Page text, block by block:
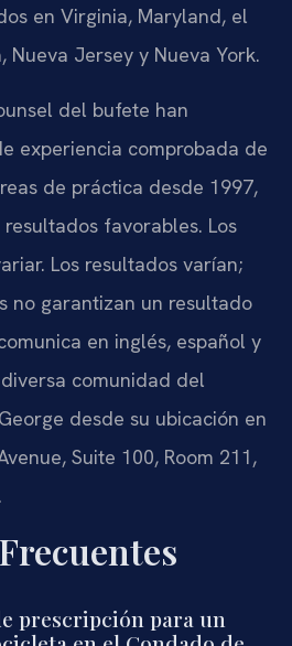
en Virginia, Maryland, el
Nueva Jersey y Nueva York.
del bufete han
experiencia comprobada de
de práctica desde 1997,
favorables. Los
Los resultados varían;
no garantizan un resultado
en inglés, español y
comunidad del
desde su ubicación en
Suite 100, Room 211,
prescripción para un